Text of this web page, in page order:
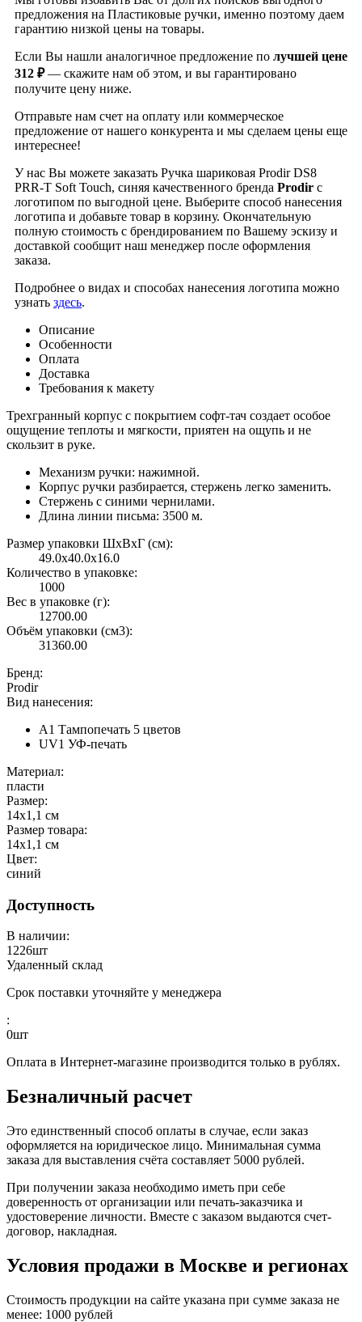
предложения на Пластиковые ручки, именно поэтому даем
гарантию низкой цены на товары.
Если Вы нашли аналогичное предложение по лучшей цене
312 ₽— скажите нам об этом, и вы гарантировано
получите цену ниже.
Отправьте нам счет на оплату или коммерческое
предложение от нашего конкурента и мы сделаем цены еще
интереснее!
У нас Вы можете заказать Ручка шариковая Prodir DS8
PRR-T Soft Touch, синяя качественного бренда Prodir с
логотипом по выгодной цене. Выберите способ нанесения
логотипа и добавьте товар в корзину. Окончательную
полную стоимость с брендированием по Вашему эскизу и
доставкой сообщит наш менеджер после оформления
заказа.
Подробнее о видах и способах нанесения логотипа можно
узнать здесь.
Описание
Особенности
Оплата
Доставка
Требования к макету
Трехгранный корпус с покрытием софт-тач создает особое
ощущение теплоты и мягкости, приятен на ощупь и не
скользит в руке.
Механизм ручки: нажимной.
Корпус ручки разбирается, стержень легко заменить.
Стержень с синими чернилами.
Длина линии письма: 3500 м.
Размер упаковки ШxВxГ (см):
49.0x40.0x16.0
Количество в упаковке:
1000
Вес в упаковке (г):
12700.00
Объём упаковки (см3):
31360.00
Бренд:
Prodir
Вид нанесения:
A1 Тампопечать 5 цветов
UV1 УФ-печать
Материал:
пласти
Размер:
14х1,1 см
Размер товара:
14х1,1 см
Цвет:
синий
Доступность
В наличии:
1226шт
Удаленный склад
Срок поставки уточняйте у менеджера
:
0шт
Оплата в Интернет-магазине производится только в рублях.
Безналичный расчет
Это единственный способ оплаты в случае, если заказ
оформляется на юридическое лицо. Минимальная сумма
заказа для выставления счёта составляет 5000 рублей.
При получении заказа необходимо иметь при себе
доверенность от организации или печать-заказчика и
удостоверение личности. Вместе с заказом выдаются счет-
договор, накладная.
Условия продажи в Москве и регионах
Стоимость продукции на сайте указана при сумме заказа не
менее: 1000 рублей